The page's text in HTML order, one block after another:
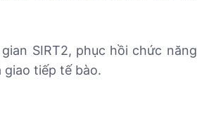
SIRT2, phục hồi chức năng
tiếp tế bào.